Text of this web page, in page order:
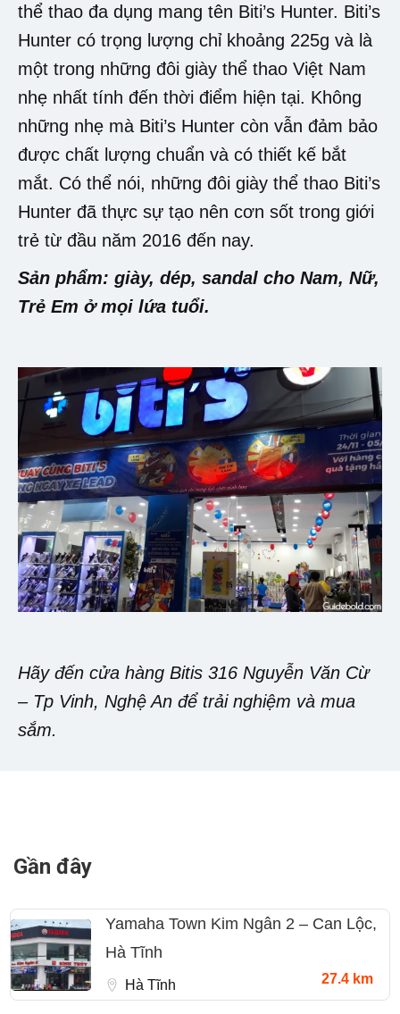
thể thao đa dụng mang tên Biti’s Hunter. Biti’s
Hunter có trọng lượng chỉ khoảng 225g và là
một trong những đôi giày thể thao Việt Nam
nhẹ nhất tính đến thời điểm hiện tại. Không
những nhẹ mà Biti’s Hunter còn vẫn đảm bảo
được chất lượng chuẩn và có thiết kế bắt
mắt. Có thể nói, những đôi giày thể thao Biti’s
Hunter đã thực sự tạo nên cơn sốt trong giới
trẻ từ đầu năm 2016 đến nay.
Sản phẩm: giày, dép, sandal cho Nam, Nữ,
Trẻ Em ở mọi lứa tuổi.
Hãy đến cửa hàng Bitis 316 Nguyễn Văn Cừ
– Tp Vinh, Nghệ An để trải nghiệm và mua
sắm.
Gần đây
Yamaha Town Kim Ngân 2 – Can Lộc,
Hà Tĩnh
Hà Tĩnh 27.4 km